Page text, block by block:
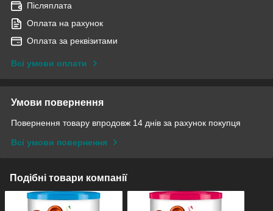
Післяплата
Оплата на рахунок
Оплата за реквізитами
Всі умови оплати
Умови повернення
Повернення товару впродовж 14 днів за рахунок покупця
Всі умови повернення
Подібні товари компанії